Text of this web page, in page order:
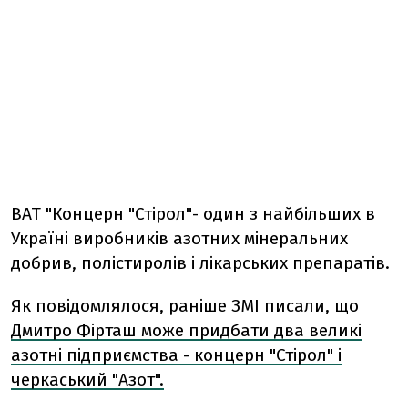
ВАТ "Концерн "Стірол"- один з найбільших в
Україні виробників азотних мінеральних
добрив, полістиролів і лікарських препаратів.
Як повідомлялося, раніше ЗМІ писали, що
Дмитро Фірташ може придбати два великі
азотні підприємства - концерн "Стірол" і
черкаський "Азот".